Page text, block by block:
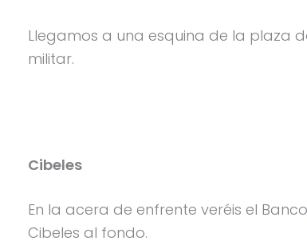
Llegamos a una esquina de la plaza
militar.
Cibeles
En la acera de enfrente veréis el
Cibeles al fondo.